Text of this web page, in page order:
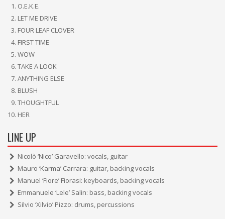
O.E.K.E.
LET ME DRIVE
FOUR LEAF CLOVER
FIRST TIME
WOW
TAKE A LOOK
ANYTHING ELSE
BLUSH
THOUGHTFUL
HER
LINE UP
Nicolò ‘Nico’ Garavello: vocals, guitar
Mauro ‘Karma’ Carrara: guitar, backing vocals
Manuel ‘Fiore’ Fiorasi: keyboards, backing vocals
Emmanuele ‘Lele’ Salin: bass, backing vocals
Silvio ‘Xilvio’ Pizzo: drums, percussions